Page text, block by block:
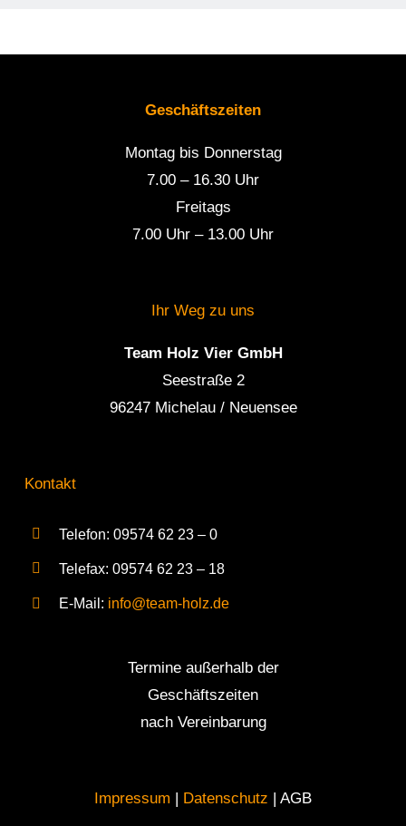
Geschäftszeiten
Montag bis Donnerstag
7.00 – 16.30 Uhr
Freitags
7.00 Uhr – 13.00 Uhr
Ihr Weg zu uns
Team Holz Vier GmbH
Seestraße 2
96247 Michelau / Neuensee
Kontakt
Telefon: 09574 62 23 – 0
Telefax: 09574 62 23 – 18
E-Mail: info@team-holz.de
Termine außerhalb der
Geschäftszeiten
nach Vereinbarung
Impressum | Datenschutz | AGB